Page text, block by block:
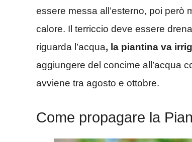
essere messa all’esterno, poi però
calore. Il terriccio deve essere
riguarda l’acqua, la piantina va
aggiungere del concime all’acqua
avviene tra agosto e ottobre.
Come propagare la